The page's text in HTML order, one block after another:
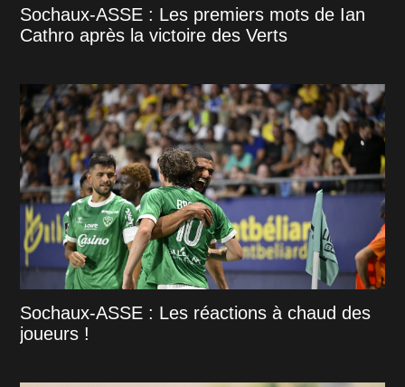
Sochaux-ASSE : Les premiers mots de Ian
Cathro après la victoire des Verts
Sochaux-ASSE : Les réactions à chaud des
joueurs !